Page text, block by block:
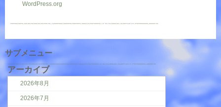
WordPress.org
サブメニュー
アーカイブ
2026年8月
2026年7月